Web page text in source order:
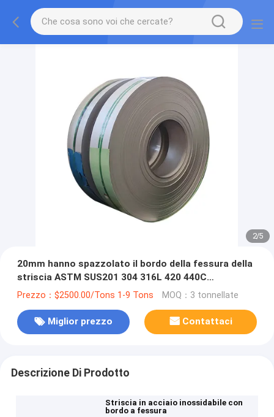
2/5
20mm hanno spazzolato il bordo della fessura della
striscia ASTM SUS201 304 316L 420 440C
dell'acciaio inossidabile
Prezzo：$2500.00/Tons 1-9 Tons MOQ：3 tonnellate
Miglior prezzo Contattaci
Descrizione Di Prodotto
Striscia in acciaio inossidabile con
bordo a fessura